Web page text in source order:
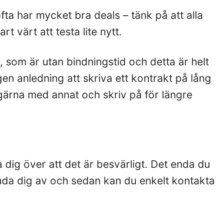
har mycket bra deals – tänk på att alla
värt att testa lite nytt.
är utan bindningstid och detta är helt
anledning att skriva ett kontrakt på lång
med annat och skriv på för längre
över att det är besvärligt. Det enda du
dig av och sedan kan du enkelt kontakta